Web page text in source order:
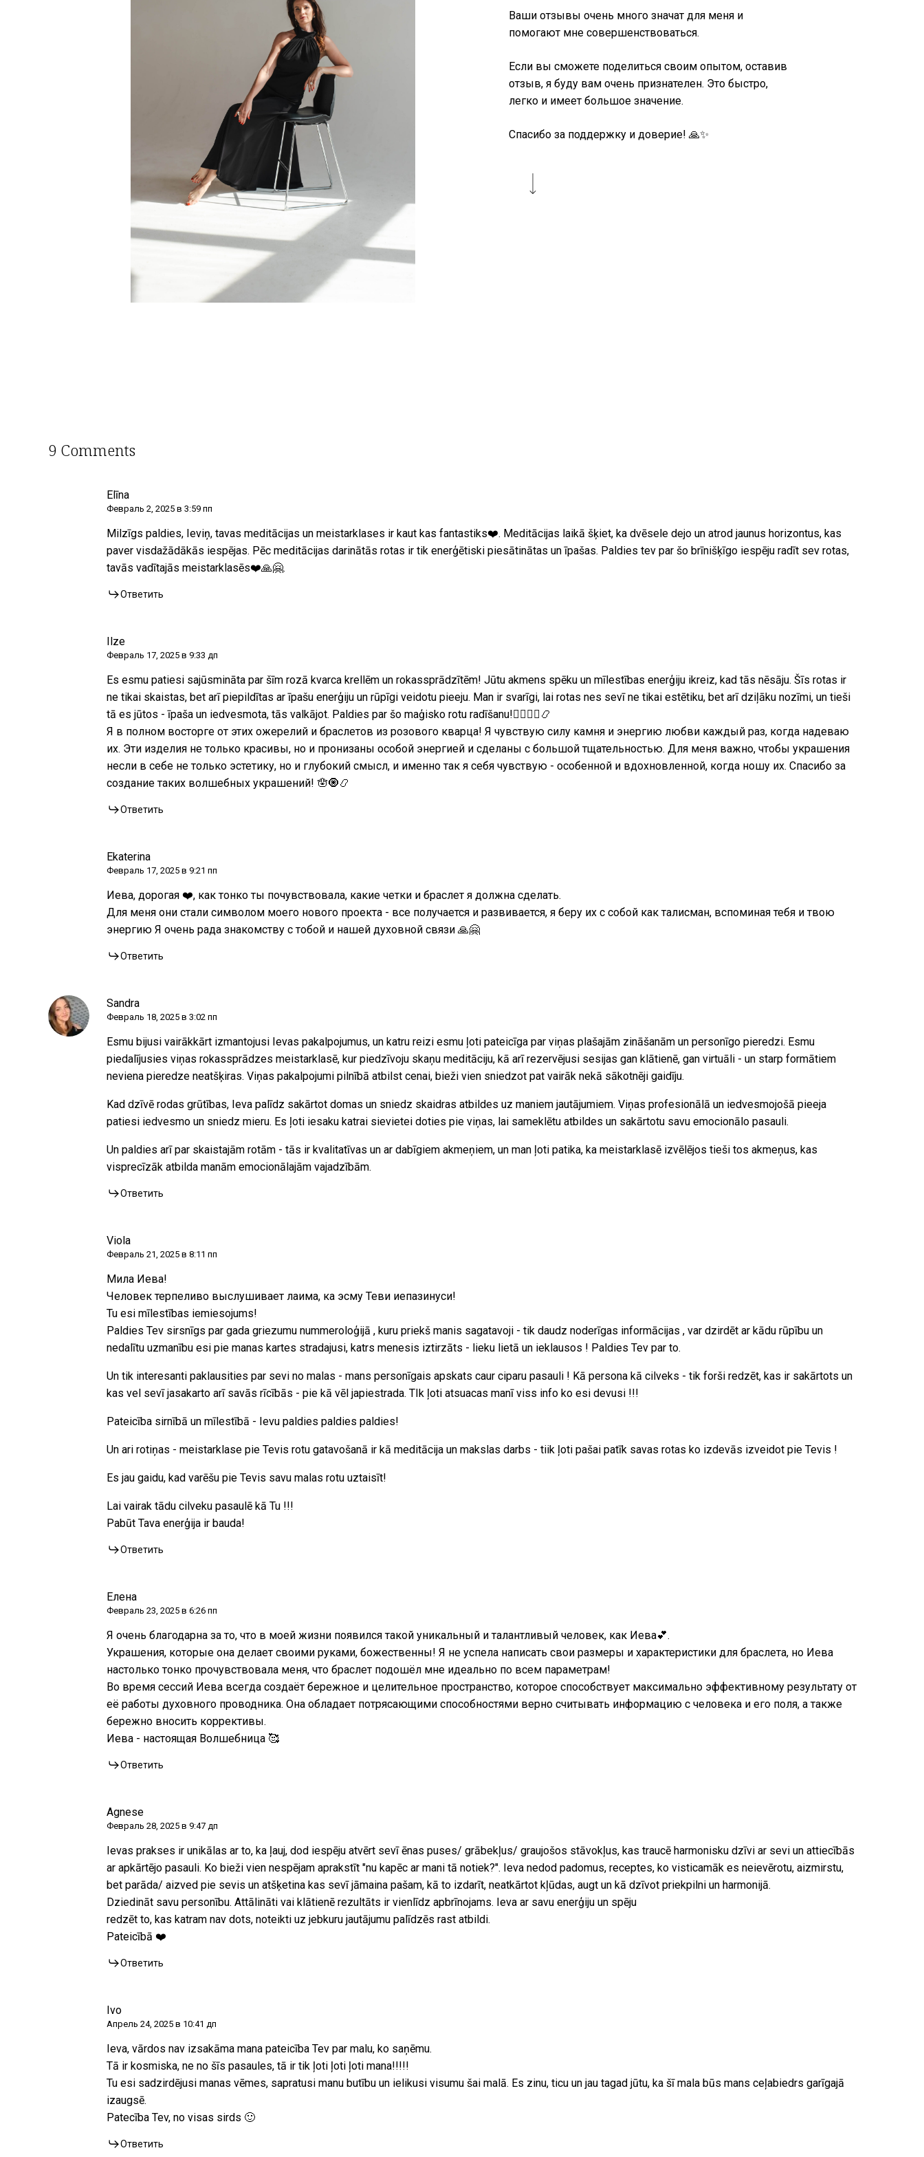
Ваши отзывы очень много значат для меня и
помогают мне совершенствоваться.
Если вы сможете поделиться своим опытом, оставив
отзыв, я буду вам очень признателен. Это быстро,
легко и имеет большое значение.
Спасибо за поддержку и доверие! 🙏✨
9 Comments
Elīna
Февраль 2, 2025 в 3:59 пп
Milzīgs paldies, Ieviņ, tavas meditācijas un meistarklases ir kaut kas fantastiks❤️. Meditācijas laikā šķiet, ka dvēsele dejo un atrod jaunus horizontus, kas
paver visdažādākās iespējas. Pēc meditācijas darinātās rotas ir tik enerģētiski piesātinātas un īpašas. Paldies tev par šo brīnišķīgo iespēju radīt sev rotas,
tavās vadītajās meistarklasēs❤️🙏🤗.
Ответить
Ilze
Февраль 17, 2025 в 9:33 дп
Es esmu patiesi sajūsmināta par šīm rozā kvarca krellēm un rokassprādzītēm! Jūtu akmens spēku un mīlestības enerģiju ikreiz, kad tās nēsāju. Šīs rotas ir
ne tikai skaistas, bet arī piepildītas ar īpašu enerģiju un rūpīgi veidotu pieeju. Man ir svarīgi, lai rotas nes sevī ne tikai estētiku, bet arī dziļāku nozīmi, un tieši
tā es jūtos - īpaša un iedvesmota, tās valkājot. Paldies par šo maģisko rotu radīšanu!🧚🏻‍♀️✨📿
Я в полном восторге от этих ожерелий и браслетов из розового кварца! Я чувствую силу камня и энергию любви каждый раз, когда надеваю
их. Эти изделия не только красивы, но и пронизаны особой энергией и сделаны с большой тщательностью. Для меня важно, чтобы украшения
несли в себе не только эстетику, но и глубокий смысл, и именно так я себя чувствую - особенной и вдохновленной, когда ношу их. Спасибо за
создание таких волшебных украшений! 🪬🧿📿
Ответить
Ekaterina
Февраль 17, 2025 в 9:21 пп
Иева, дорогая ❤️, как тонко ты почувствовала, какие четки и браслет я должна сделать.
Для меня они стали символом моего нового проекта - все получается и развивается, я беру их с собой как талисман, вспоминая тебя и твою
энергию Я очень рада знакомству с тобой и нашей духовной связи 🙏🤗
Ответить
Sandra
Февраль 18, 2025 в 3:02 пп
Esmu bijusi vairākkārt izmantojusi Ievas pakalpojumus, un katru reizi esmu ļoti pateicīga par viņas plašajām zināšanām un personīgo pieredzi. Esmu
piedalījusies viņas rokassprādzes meistarklasē, kur piedzīvoju skaņu meditāciju, kā arī rezervējusi sesijas gan klātienē, gan virtuāli - un starp formātiem
neviena pieredze neatšķiras. Viņas pakalpojumi pilnībā atbilst cenai, bieži vien sniedzot pat vairāk nekā sākotnēji gaidīju.
Kad dzīvē rodas grūtības, Ieva palīdz sakārtot domas un sniedz skaidras atbildes uz maniem jautājumiem. Viņas profesionālā un iedvesmojošā pieeja
patiesi iedvesmo un sniedz mieru. Es ļoti iesaku katrai sievietei doties pie viņas, lai sameklētu atbildes un sakārtotu savu emocionālo pasauli.
Un paldies arī par skaistajām rotām - tās ir kvalitatīvas un ar dabīgiem akmeņiem, un man ļoti patika, ka meistarklasē izvēlējos tieši tos akmeņus, kas
visprecīzāk atbilda manām emocionālajām vajadzībām.
Ответить
Viola
Февраль 21, 2025 в 8:11 пп
Мила Иева!
Человек терпеливо выслушивает лаима, ка эсму Теви иепазинуси!
Tu esi mīlestības iemiesojums!
Paldies Tev sirsnīgs par gada griezumu nummeroloģijā , kuru priekš manis sagatavoji - tik daudz noderīgas informācijas , var dzirdēt ar kādu rūpību un
nedalītu uzmanību esi pie manas kartes stradajusi, katrs menesis iztirzāts - lieku lietā un ieklausos ! Paldies Tev par to.
Un tik interesanti paklausities par sevi no malas - mans personīgais apskats caur ciparu pasauli ! Kā persona kā cilveks - tik forši redzēt, kas ir sakārtots un
kas vel sevī jasakarto arī savās rīcībās - pie kā vēl japiestrada. TIk ļoti atsuacas manī viss info ko esi devusi !!!
Pateicība sirnībā un mīlestībā - Ievu paldies paldies paldies!
Un ari rotiņas - meistarklase pie Tevis rotu gatavošanā ir kā meditācija un makslas darbs - tiik ļoti pašai patīk savas rotas ko izdevās izveidot pie Tevis !
Es jau gaidu, kad varēšu pie Tevis savu malas rotu uztaisīt!
Lai vairak tādu cilveku pasaulē kā Tu !!!
Pabūt Tava enerģija ir bauda!
Ответить
Елена
Февраль 23, 2025 в 6:26 пп
Я очень благодарна за то, что в моей жизни появился такой уникальный и талантливый человек, как Иева💕.
Украшения, которые она делает своими руками, божественны! Я не успела написать свои размеры и характеристики для браслета, но Иева
настолько тонко прочувствовала меня, что браслет подошёл мне идеально по всем параметрам!
Во время сессий Иева всегда создаёт бережное и целительное пространство, которое способствует максимально эффективному результату от
её работы духовного проводника. Она обладает потрясающими способностями верно считывать информацию с человека и его поля, а также
бережно вносить коррективы.
Иева - настоящая Волшебница 🥰
Ответить
Agnese
Февраль 28, 2025 в 9:47 дп
Ievas prakses ir unikālas ar to, ka ļauj, dod iespēju atvērt sevī ēnas puses/ grābekļus/ graujošos stāvokļus, kas traucē harmonisku dzīvi ar sevi un attiecībās
ar apkārtējo pasauli. Ko bieži vien nespējam aprakstīt "nu kapēc ar mani tā notiek?". Ieva nedod padomus, receptes, ko visticamāk es neievērotu, aizmirstu,
bet parāda/ aizved pie sevis un atšķetina kas sevī jāmaina pašam, kā to izdarīt, neatkārtot kļūdas, augt un kā dzīvot priekpilni un harmonijā.
Dziedināt savu personību. Attālināti vai klātienē rezultāts ir vienlīdz apbrīnojams. Ieva ar savu enerģiju un spēju
redzēt to, kas katram nav dots, noteikti uz jebkuru jautājumu palīdzēs rast atbildi.
Pateicībā ❤️
Ответить
Ivo
Апрель 24, 2025 в 10:41 дп
Ieva, vārdos nav izsakāma mana pateicība Tev par malu, ko saņēmu.
Tā ir kosmiska, ne no šīs pasaules, tā ir tik ļoti ļoti ļoti mana!!!!!
Tu esi sadzirdējusi manas vēmes, sapratusi manu butību un ielikusi visumu šai malā. Es zinu, ticu un jau tagad jūtu, ka šī mala būs mans ceļabiedrs garīgajā
izaugsē.
Patecība Tev, no visas sirds 🙂
Ответить